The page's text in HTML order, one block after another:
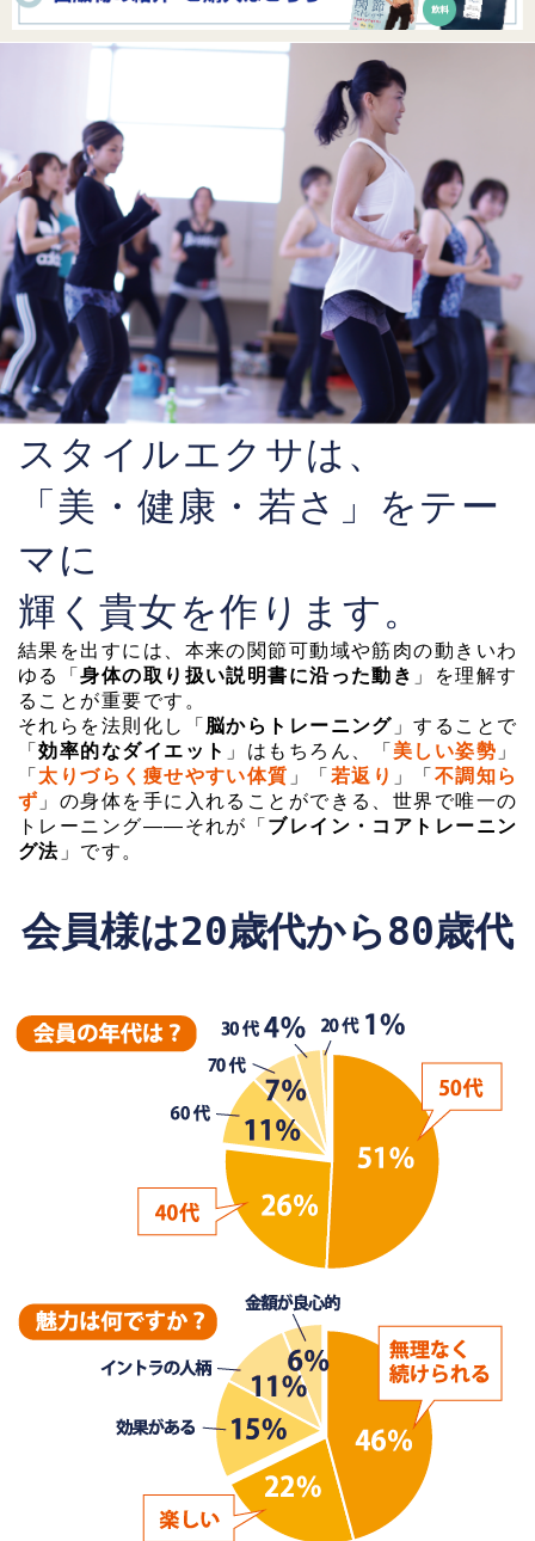
スタイルエクサは、
「美・健康・若さ」をテー
マに
輝く貴女を作ります。
結果を出すには、本来の関節可動域や筋肉の動きいわ
ゆる「身体の取り扱い説明書に沿った動き 」を理解す
ることが重要です。
それらを法則化し「 脳からトレーニング 」することで
「効率的なダイエット 」はもちろん、「 美しい姿勢 」
「 太りづらく痩せやすい体質 」「 若返り 」「 不調知ら
ず 」の身体を手に入れることができる、世界で唯一の
トレーニング――それが「 ブレイン・コアトレーニン
グ法 」です。
会員様は20歳代から80歳代